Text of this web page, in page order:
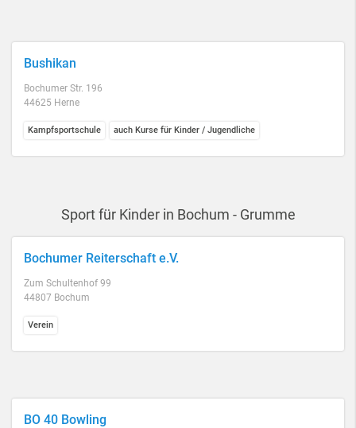
Bushikan
Bochumer Str. 196
44625 Herne
Kampfsportschule auch Kurse für Kinder / Jugendliche
Sport für Kinder in Bochum - Grumme
Bochumer Reiterschaft e.V.
Zum Schultenhof 99
44807 Bochum
Verein
BO 40 Bowling